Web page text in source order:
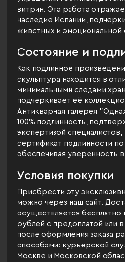
витрин. Эта работа
наследие Испании,
животных и эмоциональной
Состояние и
Как подлинное
скульптура находится в
минимальными следами
подчеркивает её
Антикварная галерея
100% подлинность,
экспертизой специалистов,
сертификат подлинности по
обеспечивая уверенность
Условия покупки
Приобрести эту
можно через наш сайт.
осуществляется бесплатно
рублей с предоплатой или
после оформления заказа
способами: курьерской
Москве и Московской